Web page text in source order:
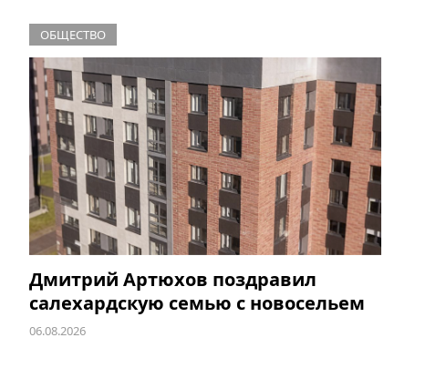
ОБЩЕСТВО
Дмитрий Артюхов поздравил
салехардскую семью с новосельем
06.08.2026